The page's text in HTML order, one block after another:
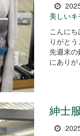
美しい
こんに
りがと
先週末
にあり
紳士